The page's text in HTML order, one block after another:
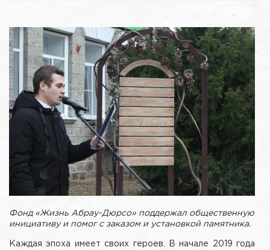
Фонд «Жизнь Абрау-Дюрсо» поддержал общественную
инициативу и помог с заказом и установкой памятника.
Каждая эпоха имеет своих героев. В начале 2019 года